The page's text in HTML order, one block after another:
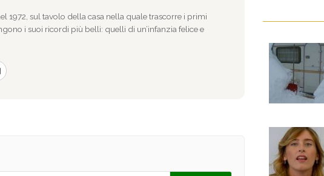
1972, sul tavolo della casa nella quale trascorre i primi
i suoi ricordi più belli: quelli di un’infanzia felice e